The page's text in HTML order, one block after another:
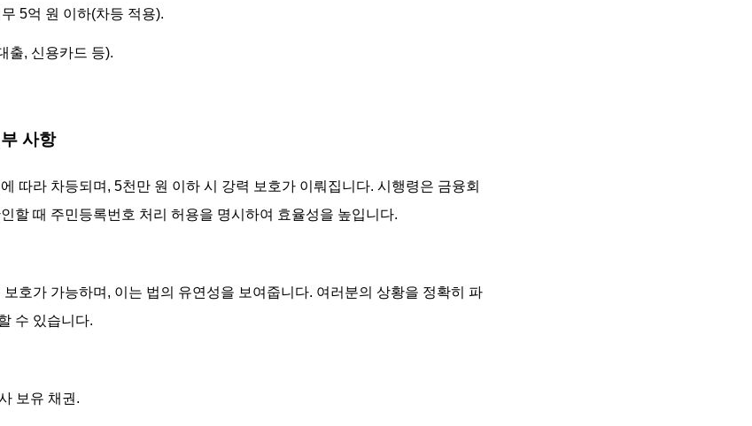
5억 원 이하(차등 적용).
출, 신용카드 등).
사항
따라 차등되며, 5천만 원 이하 시 강력 보호가 이뤄집니다. 시행령은 금융회
할 때 주민등록번호 처리 허용을 명시하여 효율성을 높입니다.
호가 가능하며, 이는 법의 유연성을 보여줍니다. 여러분의 상황을 정확히 파
수 있습니다.
보유 채권.